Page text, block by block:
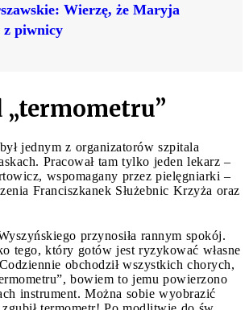
Wierzę, że Maryja
z piwnicy
„termometru”
jednym z organizatorów szpitala
Pracował tam tylko jeden lekarz –
wspomagany przez pielęgniarki –
Franciszkanek Służebnic Krzyża oraz
przynosiła rannym spokój.
tego, który gotów jest ryzykować własne
obchodził wszystkich chorych,
bowiem to jemu powierzono
instrument. Można sobie wyobrazić